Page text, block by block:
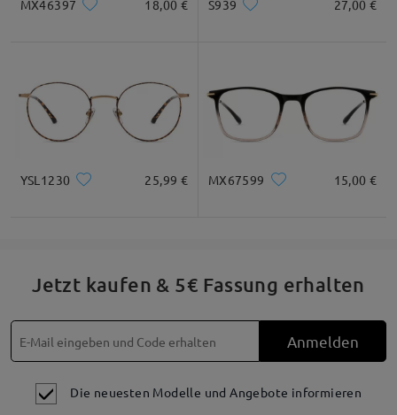
MX46397 18,00 € S939 27,00 €
YSL1230 25,99 € MX67599 15,00 €
Jetzt kaufen & 5€ Fassung erhalten
Anmelden
Die neuesten Modelle und Angebote informieren